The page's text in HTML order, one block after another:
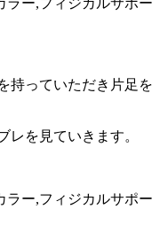
持っていただき片足を
レを見ていきます。